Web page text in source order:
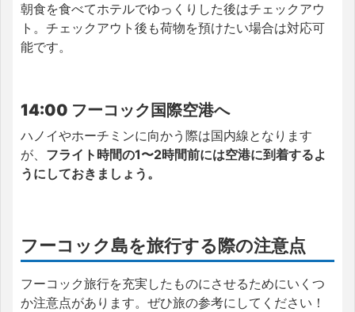
朝食を食べてホテルでゆっくりした後はチェックアウ
ト。チェックアウト後も荷物を預けたい場合は対応可
能です。
14:00 フーコック国際空港へ
ハノイやホーチミンに向かう際は国内線となります
が、 フライト時間の1〜2時間前には空港に到着するよ
うにしておきましょう。
フーコック島を旅行する際の注意点
フーコック旅行を充実したものにさせるためにいくつ
か注意点があります。ぜひ旅の参考にしてください！